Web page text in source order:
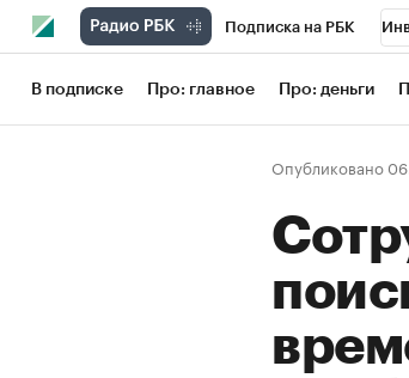
Подписка на РБК
Школа управления РБК
Рынок наличной валюты
В подписке Про: главное Про: деньги
Опубликовано